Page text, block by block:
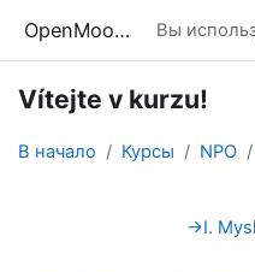
OpenMoodle Вы
Vítejte v kurzu!
В начало Курсы NPO
Section outline→I.